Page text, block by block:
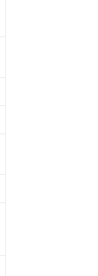
)を提供させていただ
とをご了承ください。
ることをご了承くださ
ロン制御機器販売店・
ださい。
しないようお願いしま
ンバーズにご登録され
よび当社の共同利用者
の範囲」に記載されて
テル類(PBDE) 1000ppm以下、
ものではありません。
出荷製品に未対応品が
ーテル類) : 1000ppm、
ジル) : 1000ppm、
を及ぼさない年数を意
下｢規制貨物等」とい
取引許可)を取得する
よう必要な手段を講じ
並びにこれらの製造装
第三者に通知します。
場合は、取り引きをい
当のオムロン制御